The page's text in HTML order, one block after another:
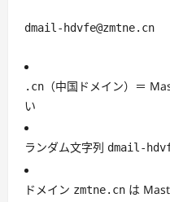
dmail-hdvfe@zmtne.cn
.cn （中国ドメイン）＝
い
ランダム文字列 dmail-
ドメイン zmtne.cn は